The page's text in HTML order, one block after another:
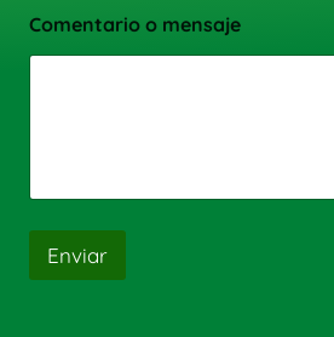
Comentario o mensaje
Enviar